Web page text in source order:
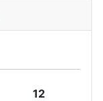
12